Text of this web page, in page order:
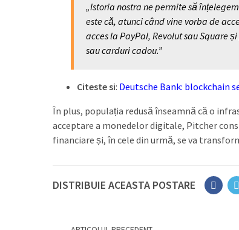
„Istoria nostra ne permite să
este că, atunci când vine vorba de
acces la PayPal, Revolut sau Square
sau carduri cadou.”
Citeste si: Deutsche Bank: blockchain
În plus, populația redusă înseamnă că o
acceptare a monedelor digitale, Pitcher
financiare și, în cele din urmă, se va
DISTRIBUIE ACEASTA POSTARE